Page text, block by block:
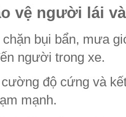
vệ người lái
chặn bụi bẩn, mưa
người trong xe.
độ cứng và
mạnh.